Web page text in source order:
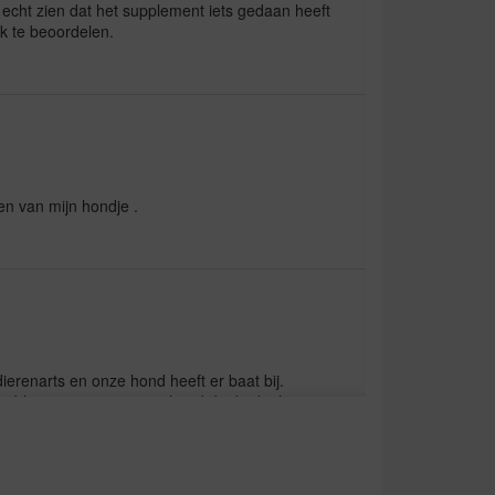
zien dat het supplement iets gedaan heeft
te beoordelen.
van mijn hondje .
en onze hond heeft er baat bij.
waarvan onze hond denkt dat het een